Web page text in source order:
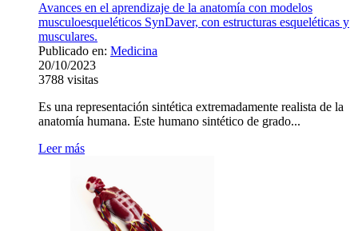
Avances en el aprendizaje de la anatomía con modelos
musculoesqueléticos SynDaver, con estructuras esqueléticas y
musculares.
Publicado en: Medicina
20/10/2023
3788 visitas
Es una representación sintética extremadamente realista de la
anatomía humana. Este humano sintético de grado...
Leer más